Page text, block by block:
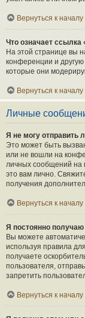
Вернуться к началу
Что означает
На этой странице вы
конференции и
которые они
Вернуться к началу
Личные
Я не могу отправить
Это может быть
или не вошли на
личных сообщений на
это вам лично.
получения
Вернуться к началу
Я постоянно
Вы можете
используя правила
получаете
пользователя,
запретить
Вернуться к началу